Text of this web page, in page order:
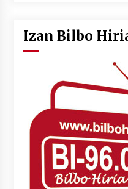
Izan Bilbo